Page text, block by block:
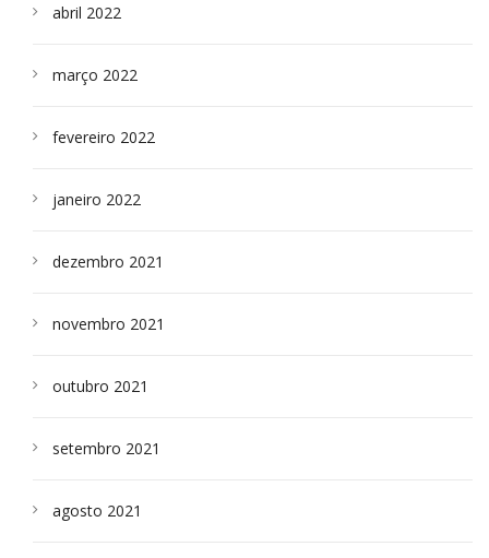
abril 2022
março 2022
fevereiro 2022
janeiro 2022
dezembro 2021
novembro 2021
outubro 2021
setembro 2021
agosto 2021